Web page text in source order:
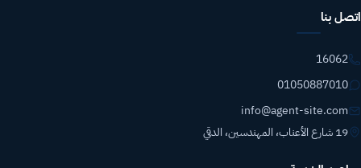
اتصل بنا
16062
01050887010
info@agent-site.com
19 شارع الأعناب، المهندسين، الدقي